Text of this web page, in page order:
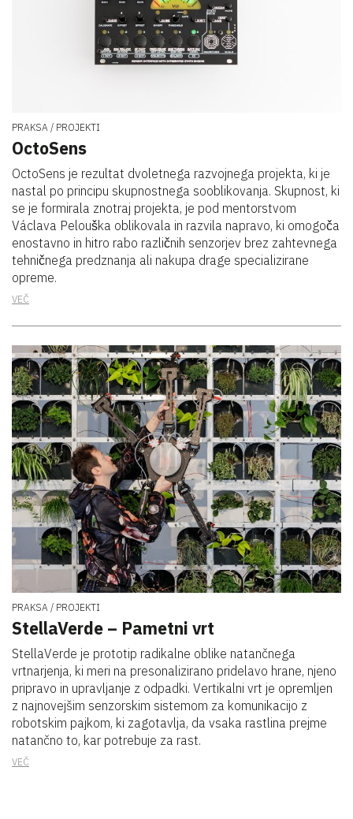
PRAKSA PROJEKTI
OctoSens
OctoSens je rezultat dvoletnega razvojnega projekta, ki je
nastal po principu skupnostnega sooblikovanja. Skupnost, ki
se je formirala znotraj projekta, je pod mentorstvom
Václava Pelouška oblikovala in razvila napravo, ki omogoča
enostavno in hitro rabo različnih senzorjev brez zahtevnega
tehničnega predznanja ali nakupa drage specializirane
opreme.
VEČ
PRAKSA PROJEKTI
StellaVerde – Pametni vrt
StellaVerde je prototip radikalne oblike natančnega
vrtnarjenja, ki meri na presonalizirano pridelavo hrane, njeno
pripravo in upravljanje z odpadki. Vertikalni vrt je opremljen
z najnovejšim senzorskim sistemom za komunikacijo z
robotskim pajkom, ki zagotavlja, da vsaka rastlina prejme
natančno to, kar potrebuje za rast.
VEČ